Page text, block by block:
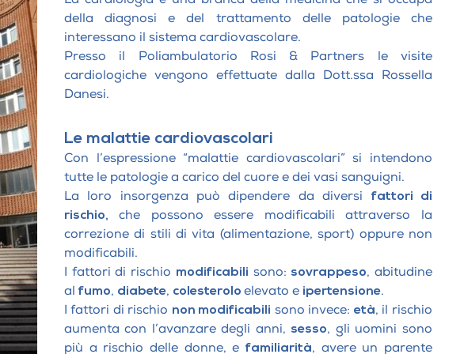
di Brain Gym
Bemer®
E
DELLE
ALTRI TRATTAMENTI
Igiene Dentale Professionale
Endodonzia e conservativa
Laser in Odontoiatria
Screening del cavo orale
Denti sani, alimentazione e probiotico
cognitive e disturbi dello spettro autistico
della diagnosi e del trattamento delle patologie che
interessano il sistema cardiovascolare.
Presso il Poliambulatorio Rosi & Partners le visite
cardiologiche vengono effettuate dalla Dott.ssa Rossella
Danesi.
Le malattie cardiovascolari
Con l’espressione “malattie cardiovascolari” si intendono
tutte le patologie a carico del cuore e dei vasi sanguigni.
La loro insorgenza può dipendere da diversi fattori di
rischio, che possono essere modificabili attraverso la
correzione di stili di vita (alimentazione, sport) oppure non
modificabili.
I fattori di rischio modificabili sono: sovrappeso, abitudine
al fumo, diabete, colesterolo elevato e ipertensione.
I fattori di rischio non modificabili sono invece: età, il rischio
aumenta con l’avanzare degli anni, sesso, gli uomini sono
più a rischio delle donne, e familiarità, avere un parente